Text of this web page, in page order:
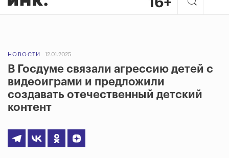
НОВОСТИ 12.01.2025
В Госдуме связали агрессию детей с
видеоиграми и предложили
создавать отечественный детский
контент